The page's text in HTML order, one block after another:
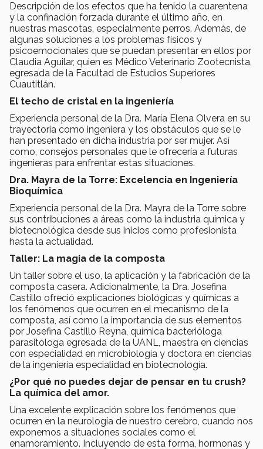
Descripción de los efectos que ha tenido la cuarentena
y la confinación forzada durante el último año, en
nuestras mascotas, especialmente perros. Además, de
algunas soluciones a los problemas físicos y
psicoemocionales que se puedan presentar en ellos por
Claudia Aguilar, quien es Médico Veterinario Zootecnista,
egresada de la Facultad de Estudios Superiores
Cuautitlán.
El techo de cristal en la ingeniería
Experiencia personal de la Dra. María Elena Olvera en su
trayectoria como ingeniera y los obstáculos que se le
han presentado en dicha industria por ser mujer. Así
como, consejos personales que le ofrecería a futuras
ingenieras para enfrentar estas situaciones.
Dra. Mayra de la Torre: Excelencia en Ingeniería
Bioquímica
Experiencia personal de la Dra. Mayra de la Torre sobre
sus contribuciones a áreas como la industria química y
biotecnológica desde sus inicios como profesionista
hasta la actualidad.
Taller: La magia de la composta
Un taller sobre el uso, la aplicación y la fabricación de la
composta casera. Adicionalmente, la Dra. Josefina
Castillo ofreció explicaciones biológicas y químicas a
los fenómenos que ocurren en el mecanismo de la
composta, así como la importancia de sus elementos
por Josefina Castillo Reyna, química bacterióloga
parasitóloga egresada de la UANL, maestra en ciencias
con especialidad en microbiología y doctora en ciencias
de la ingeniería especialidad en biotecnología.
¿Por qué no puedes dejar de pensar en tu crush?
La química del amor.
Una excelente explicación sobre los fenómenos que
ocurren en la neurología de nuestro cerebro, cuando nos
exponemos a situaciones sociales como el
enamoramiento. Incluyendo de esta forma, hormonas y